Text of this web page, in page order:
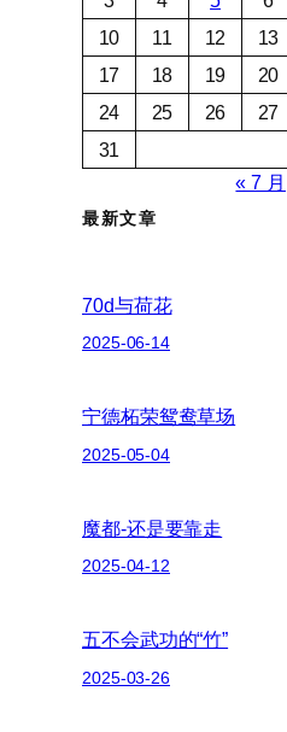
10
11 12 13
17
18 19 20
24
25 26 27
31
« 7 月
最新文章
70d与荷花
2025-06-14
宁德柘荣鸳鸯草场
2025-05-04
魔都-还是要靠走
2025-04-12
五不会武功的“竹”
2025-03-26